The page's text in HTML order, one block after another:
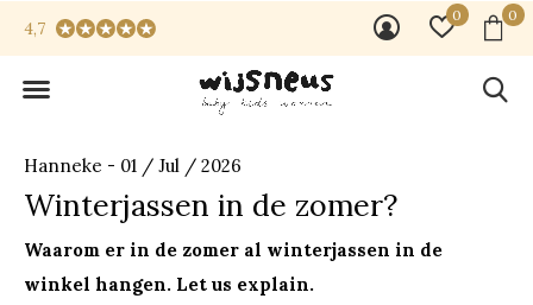
0 0
4,7
Hanneke - 01 / Jul / 2026
Winterjassen in de zomer?
Waarom er in de zomer al winterjassen in de
winkel hangen. Let us explain.